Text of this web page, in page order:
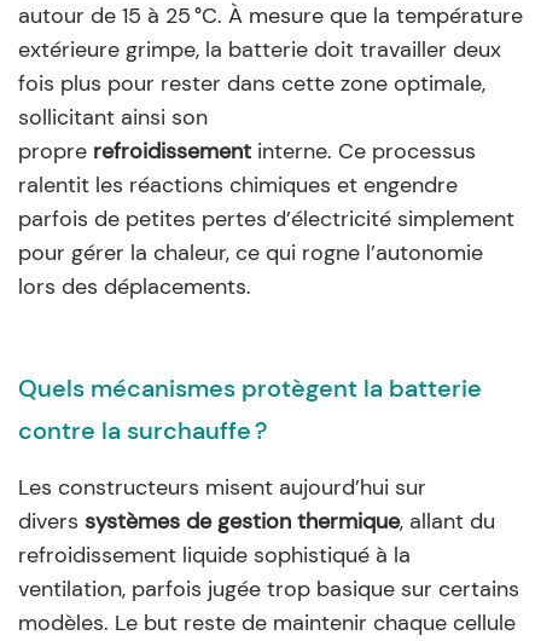
autour de 15 à 25 °C. À mesure que la température
extérieure grimpe, la batterie doit travailler deux
fois plus pour rester dans cette zone optimale,
sollicitant ainsi son
propre refroidissement interne. Ce processus
ralentit les réactions chimiques et engendre
parfois de petites pertes d’électricité simplement
pour gérer la chaleur, ce qui rogne l’autonomie
lors des déplacements.
Quels mécanismes protègent la batterie
contre la surchauffe ?
Les constructeurs misent aujourd’hui sur
divers systèmes de gestion thermique, allant du
refroidissement liquide sophistiqué à la
ventilation, parfois jugée trop basique sur certains
modèles. Le but reste de maintenir chaque cellule